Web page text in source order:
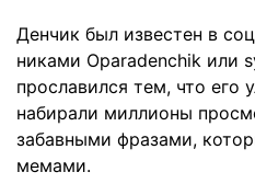
Денчик был известен в
никами Oparadenchik или
прославился тем, что его
набирали миллионы
забавными фразами,
мемами.